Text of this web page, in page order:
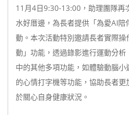
11月4日9:30-13:00，助理團隊再
水好厝邊，為長者提供「為愛AI陪
動。本次活動特別邀請長者實際操
動」功能，透過錄影進行運動分析
中的其他多項功能，如體驗動腦
的心情打字機等功能，協助長者更
於關心自身健康狀況。